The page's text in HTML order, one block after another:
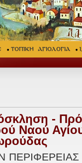
ΤΟΠΙΚΗ ΑΓΙΟΛΟΓΙΑ
-
Ναού